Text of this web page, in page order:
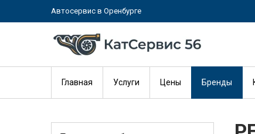
Автосервис в Оренбурге
Главная Услуги Цены Бренды